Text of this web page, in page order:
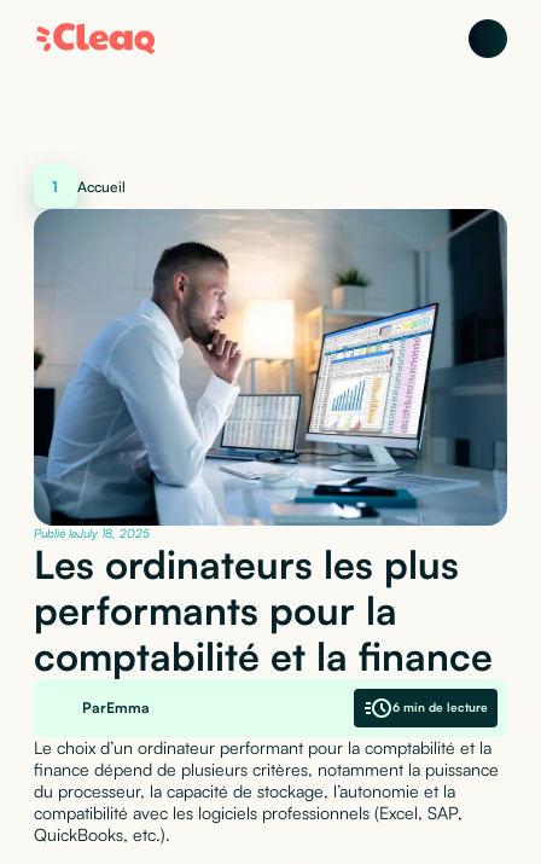
1 Accueil
Publié leJuly 18, 2025
Les ordinateurs les plus
performants pour la
comptabilité et la finance
ParEmma 6 min de lecture
Le choix d’un ordinateur performant pour la comptabilité et la
finance dépend de plusieurs critères, notamment la puissance
du processeur, la capacité de stockage, l’autonomie et la
compatibilité avec les logiciels professionnels (Excel, SAP,
QuickBooks, etc.).